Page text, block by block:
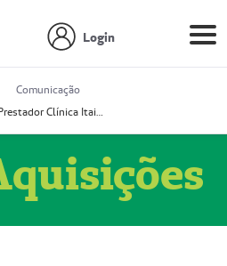
Login
Comunicação
Prestador Clínica Itaipú Ltda (51004348-2)